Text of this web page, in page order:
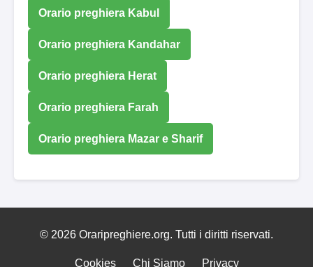
Orario preghiera Kabul
Orario preghiera Kandahar
Orario preghiera Herat
Orario preghiera Farah
Orario preghiera Mazar e Sharif
© 2026 Oraripreghiere.org. Tutti i diritti riservati.
Cookies Chi Siamo Privacy